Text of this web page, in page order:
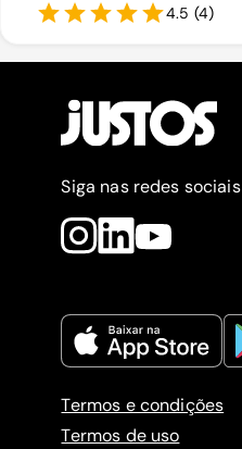
4.5 (4)
Siga nas redes sociais
Termos e condições
Termos de uso